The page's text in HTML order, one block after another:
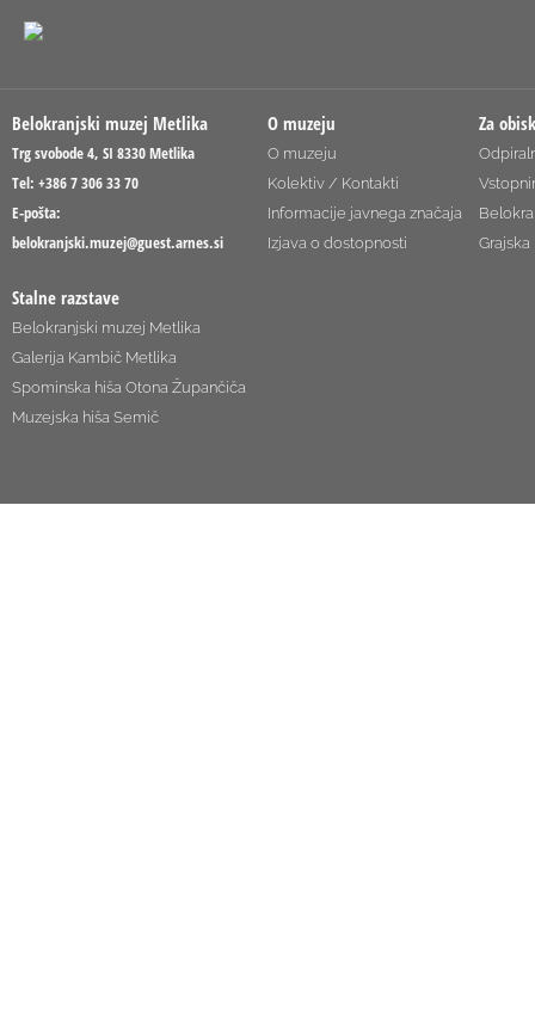
Belokranjski muzej Metlika
Trg svobode 4, SI 8330 Metlika
Tel: +386 7 306 33 70
E-pošta:
belokranjski.muzej@guest.arnes.si
O muzeju
O muzeju
Kolektiv / Kontakti
Informacije javnega značaja
Izjava o dostopnosti
Za
Grajska
Stalne razstave
Belokranjski muzej Metlika
Galerija Kambič Metlika
Spominska hiša Otona Župančiča
Muzejska hiša Semič